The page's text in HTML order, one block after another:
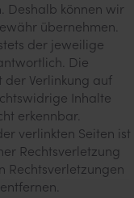
Deshalb können wir
übernehmen.
der jeweilige
Die
der Verlinkung auf
Inhalte
erkennbar.
verlinkten Seiten ist
Rechtsverletzung
Rechtsverletzungen